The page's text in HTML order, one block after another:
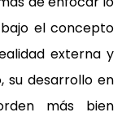
el concepto
externa y
su desarrollo en
más bien